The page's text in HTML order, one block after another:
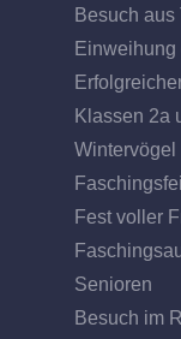
Besuch aus
Klassen 2a
Wintervögel
Fest voller
Senioren
Besuch im